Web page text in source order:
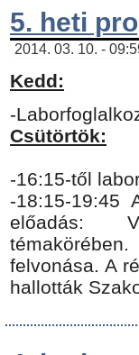
5. heti
2014. 03. 10. -
Kedd:
-
Csütörtök:
-16:15-től
-18:15-19:45
előadás:
felvonása. A
hallották